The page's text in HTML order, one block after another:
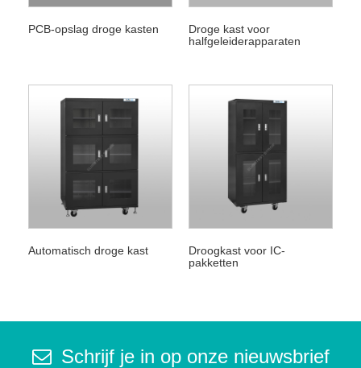
PCB-opslag droge kasten
Droge kast voor
halfgeleiderapparaten
Automatisch droge kast
Droogkast voor IC-
pakketten
Schrijf je in op onze nieuwsbrief